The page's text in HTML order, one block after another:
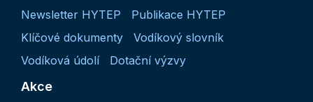
Newsletter HYTEP
Publikace HYTEP
Klíčové dokumenty
Vodíkový slovník
Vodíková údolí
Dotační výzvy
Akce